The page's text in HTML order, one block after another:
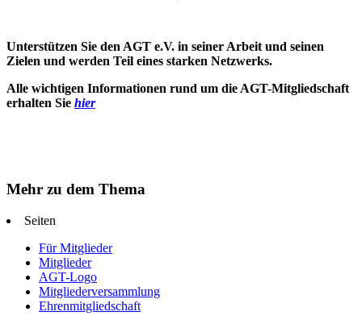
Unterstützen Sie den AGT e.V. in seiner Arbeit und seinen
Zielen und werden Teil eines starken Netzwerks.
Alle wichtigen Informationen rund um die AGT-Mitgliedschaft
erhalten Sie hier
Mehr zu dem Thema
Seiten
Für Mitglieder
Mitglieder
AGT-Logo
Mitgliederversammlung
Ehrenmitgliedschaft